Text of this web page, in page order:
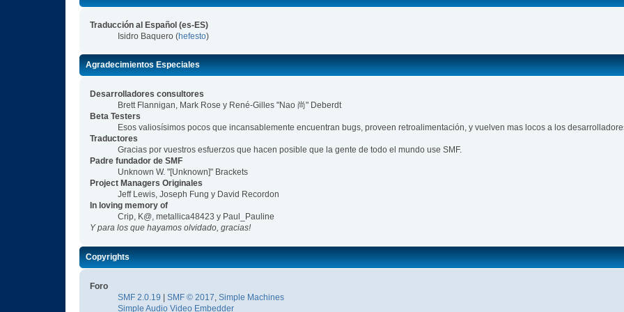
Traducción al Español (es-ES)
Isidro Baquero (hefesto)
Agradecimientos Especiales
Desarrolladores consultores
Brett Flannigan, Mark Rose y René-Gilles "Nao 尚" Deberdt
Beta Testers
Esos valiosísimos pocos que incansablemente encuentran bugs, proveen retroalimentación, y vuelven mas locos a los
Traductores
Gracias por vuestros esfuerzos que hacen posible que la gente de todo el mundo use SMF.
Padre fundador de SMF
Unknown W. "[Unknown]" Brackets
Project Managers Originales
Jeff Lewis, Joseph Fung y David Recordon
In loving memory of
Crip, K@, metallica48423 y Paul_Pauline
Y para los que hayamos olvidado, gracias!
Copyrights
Foro
SMF 2.0.19 |SMF © 2017 ,Simple Machines
Simple Audio Video Embedder